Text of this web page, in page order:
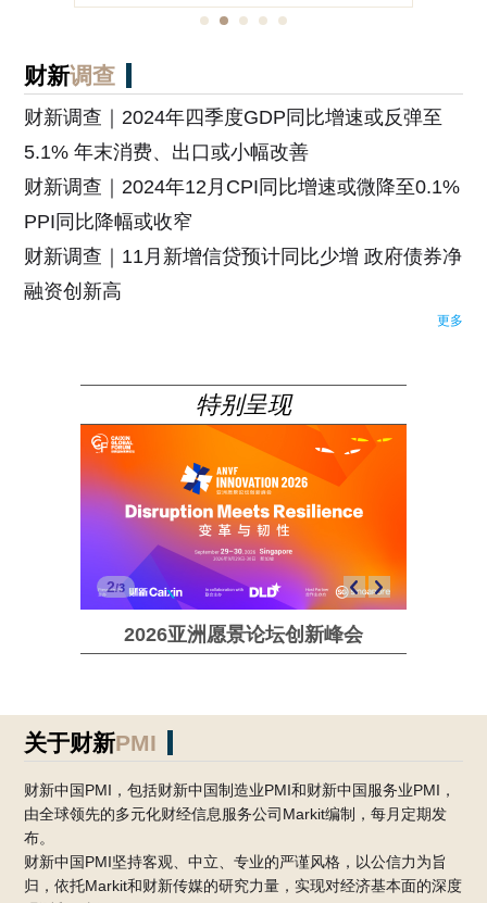
财新调查
财新调查｜2024年四季度GDP同比增速或反弹至
5.1% 年末消费、出口或小幅改善
财新调查｜2024年12月CPI同比增速或微降至0.1%
PPI同比降幅或收窄
财新调查｜11月新增信贷预计同比少增 政府债券净
融资创新高
更多
关于财新PMI
财新中国PMI，包括财新中国制造业PMI和财新中国服务业PMI，
由全球领先的多元化财经信息服务公司Markit编制，每月定期发
布。
财新中国PMI坚持客观、中立、专业的严谨风格，以公信力为旨
归，依托Markit和财新传媒的研究力量，实现对经济基本面的深度